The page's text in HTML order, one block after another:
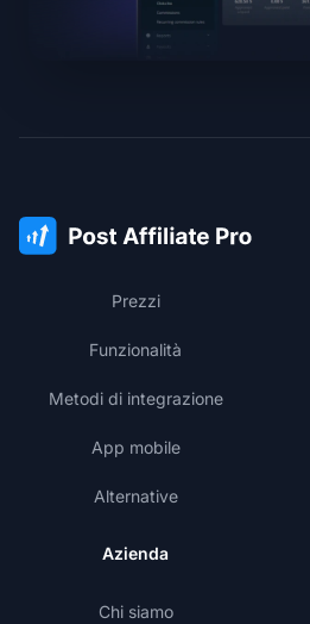
Prezzi
Funzionalità
Metodi di integrazione
App mobile
Alternative
Azienda
Chi siamo